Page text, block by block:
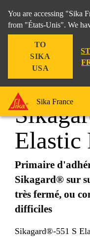
You are accessing "Sika
from "États-Unis". We
TO
SIKA
USA
Sika France
Construction
Elastic
Primaire
Sikagard® sur
très fermé, ou
difficiles
Sikagard®-551 S